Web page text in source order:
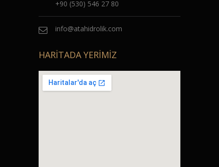
+90 (530) 546 27 80
info@atahidrolik.com
HARİTADA YERİMİZ